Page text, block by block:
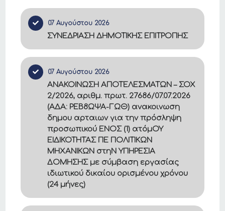
07 Αυγούστου 2026
ΣΥΝΕΔΡΙΑΣΗ ΔΗΜΟΤΙΚΗΣ ΕΠΙΤΡΟΠΗΣ
07 Αυγούστου 2026
ΑΝΑΚΟΙΝΩΣΗ ΑΠΟΤΕΛΕΣΜΑΤΩΝ – ΣΟΧ
2/2026, αριθμ. πρωτ. 27686/07.07.2026
(ΑΔΑ: ΡΕΒ8ΩΨΑ-ΓΩΘ) ανακοινωση
δημου αρταιων για την πρόσληψη
προσωπικού ΕΝΟΣ (1) ατόμΟΥ
ΕΙΔΙΚΟΤΗΤΑΣ ΠΕ ΠΟΛΙΤΙΚΩΝ
ΜΗΧΑΝΙΚΩΝ στηΝ ΥΠΗΡΕΣΙΑ
ΔΟΜΗΣΗΣ με σύμβαση εργασίας
ιδιωτικού δικαίου ορισμένου χρόνου
(24 μήνες)